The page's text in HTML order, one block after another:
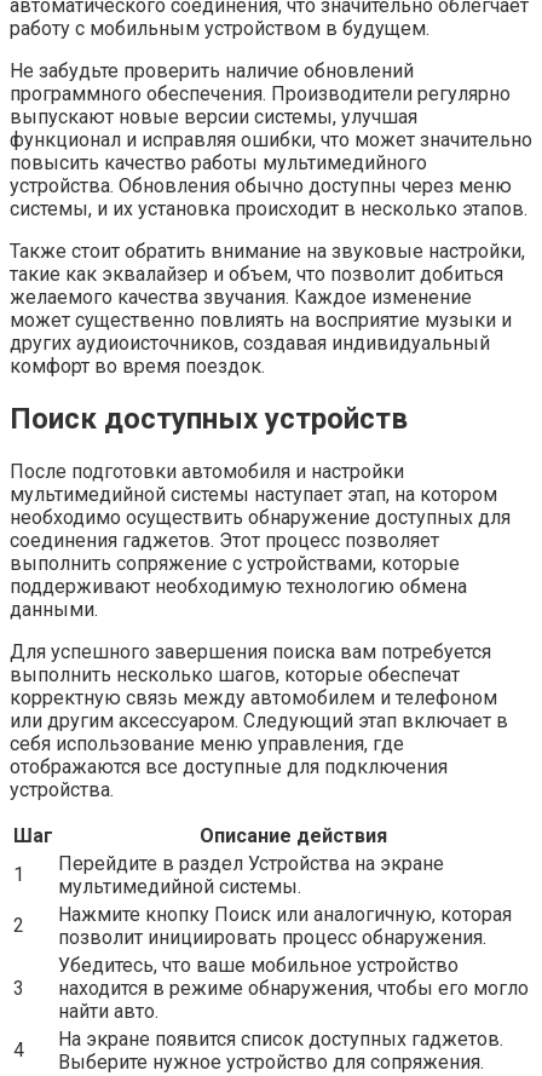
автоматического соединения, что значительно облегчает
работу с мобильным устройством в будущем.
Не забудьте проверить наличие обновлений
программного обеспечения. Производители регулярно
выпускают новые версии системы, улучшая
функционал и исправляя ошибки, что может значительно
повысить качество работы мультимедийного
устройства. Обновления обычно доступны через меню
системы, и их установка происходит в несколько этапов.
Также стоит обратить внимание на звуковые настройки,
такие как эквалайзер и объем, что позволит добиться
желаемого качества звучания. Каждое изменение
может существенно повлиять на восприятие музыки и
других аудиоисточников, создавая индивидуальный
комфорт во время поездок.
Поиск доступных устройств
После подготовки автомобиля и настройки
мультимедийной системы наступает этап, на котором
необходимо осуществить обнаружение доступных для
соединения гаджетов. Этот процесс позволяет
выполнить сопряжение с устройствами, которые
поддерживают необходимую технологию обмена
данными.
Для успешного завершения поиска вам потребуется
выполнить несколько шагов, которые обеспечат
корректную связь между автомобилем и телефоном
или другим аксессуаром. Следующий этап включает в
себя использование меню управления, где
отображаются все доступные для подключения
устройства.
Шаг
Описание действия
1
Перейдите в раздел Устройства на экране
мультимедийной системы.
2
Нажмите кнопку Поиск или аналогичную, которая
позволит инициировать процесс обнаружения.
3
Убедитесь, что ваше мобильное устройство
находится в режиме обнаружения, чтобы его могло
найти авто.
4
На экране появится список доступных гаджетов.
Выберите нужное устройство для сопряжения.